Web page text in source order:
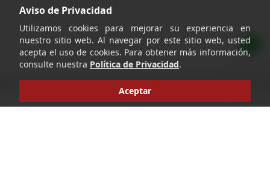
Aviso de Privacidad
Utilizamos cookies para mejorar su experiencia en
nuestro sitio web. Al navegar por este sitio web, usted
acepta el uso de cookies. Para obtener más información,
consulte nuestra Política de Privacidad.
Aceptar